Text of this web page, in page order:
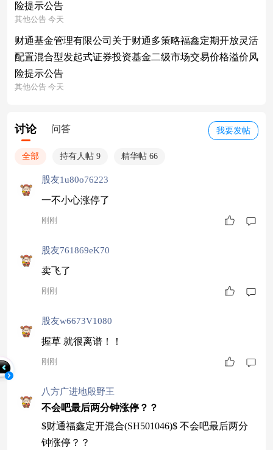
险提示公告
其他公告 今天
财通基金管理有限公司关于财通多策略福鑫定期开放灵活
配置混合型发起式证券投资基金二级市场交易价格溢价风
险提示公告
其他公告 今天
我要发帖
讨论 问答
全部 持有人帖 9 精华帖 66
股友1u80o76223
一不小心涨停了
刚刚
股友761869eK70
卖飞了
刚刚
股友w6673V1080
握草 就很离谱！！
刚刚
八方广进地殷野王
不会吧最后两分钟涨停？？
$财通福鑫定开混合(SH501046)$ 不会吧最后两分
钟涨停？？